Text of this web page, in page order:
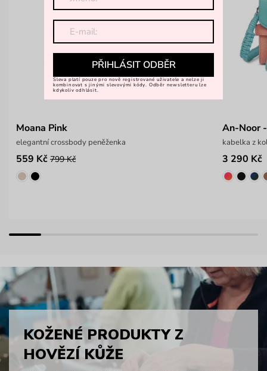
Moana Pink
elegantní crossbody peněženka
559 Kč 799 Kč
An-Noor
kabelka z
3 290 Kč
KOŽENÉ PRODUKTY Z
HOVĚZÍ KŮŽE
PŘIHLÁSIT ODBĚR
Sleva platí pouze pro nově registrované uživatele a nelze ji
kombinovat s jinými slevovými kódy. Odběr newsletteru lze
kdykoliv odhlásit.